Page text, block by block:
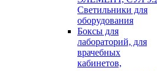
Светильники для
оборудования
Боксы для
лабораторий, для
врачебных
кабинетов,